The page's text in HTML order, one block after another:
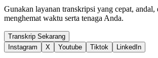
Gunakan layanan transkripsi yang cepat,
menghemat waktu serta tenaga Anda.
Transkrip Sekarang
Instagram
X Youtube Tiktok LinkedIn